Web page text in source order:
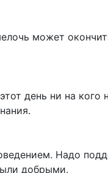
может
день ни на кого
Надо
добрыми.